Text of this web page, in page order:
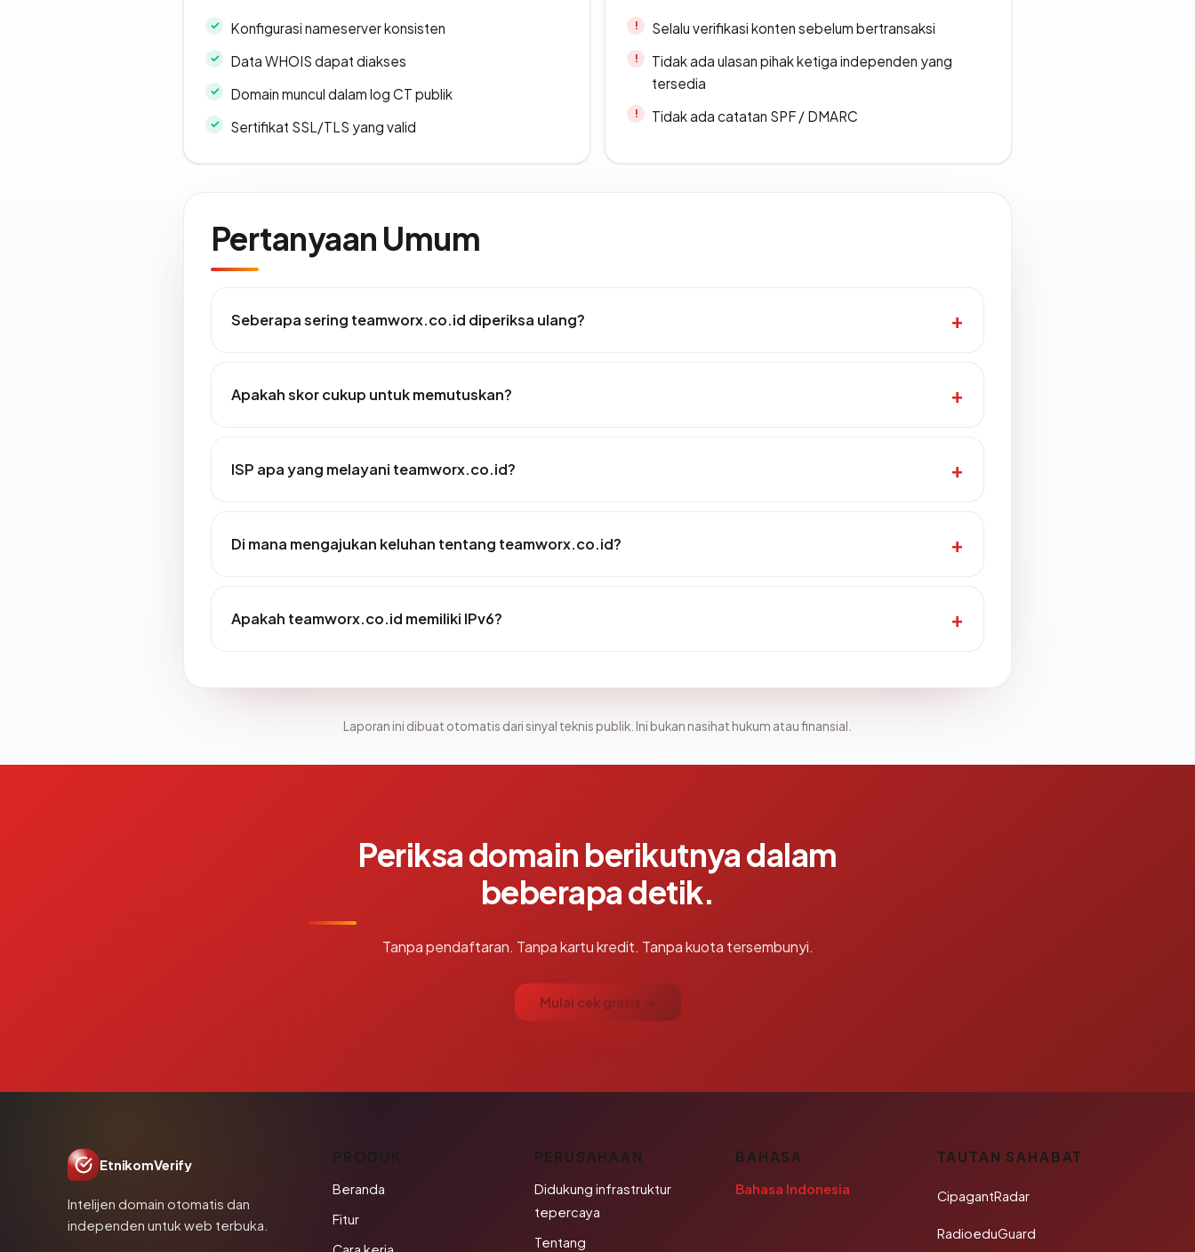
Konfigurasi nameserver konsisten
Data WHOIS dapat diakses
Domain muncul dalam log CT publik
Sertifikat SSL/TLS yang valid
Selalu verifikasi konten sebelum bertransaksi
Tidak ada ulasan pihak ketiga independen yang
tersedia
Tidak ada catatan SPF / DMARC
Pertanyaan Umum
Seberapa sering teamworx.co.id diperiksa ulang?
Apakah skor cukup untuk memutuskan?
ISP apa yang melayani teamworx.co.id?
Di mana mengajukan keluhan tentang teamworx.co.id?
Apakah teamworx.co.id memiliki IPv6?
Laporan ini dibuat otomatis dari sinyal teknis publik. Ini bukan nasihat hukum atau finansial.
Periksa domain berikutnya dalam
beberapa detik.
Tanpa pendaftaran. Tanpa kartu kredit. Tanpa kuota tersembunyi.
Mulai cek gratis →
EtnikomVerify
Intelijen domain otomatis dan
independen untuk web terbuka.
PRODUK
Beranda
Fitur
PERUSAHAAN
Didukung infrastruktur
tepercaya
Tentang
BAHASA
Bahasa Indonesia
TAUTAN SAHABAT
CipagantRadar
RadioeduGuard